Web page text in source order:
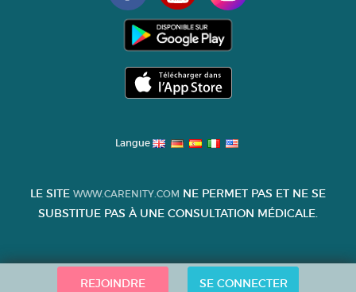
REJOINDRE SE CONNECTER
Langue
LE SITE WWW.CARENITY.COM NE PERMET PAS ET NE SE
SUBSTITUE PAS À UNE CONSULTATION MÉDICALE.